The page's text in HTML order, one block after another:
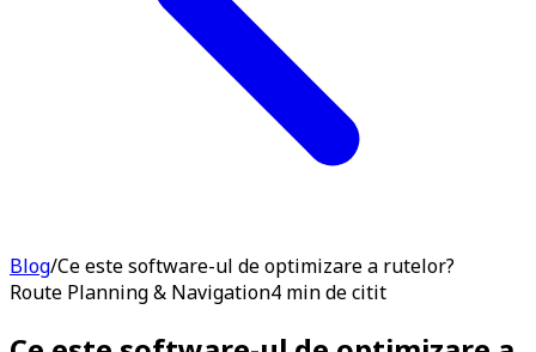
Blog/Ce este software-ul de optimizare a rutelor?
Route Planning & Navigation4 min de citit